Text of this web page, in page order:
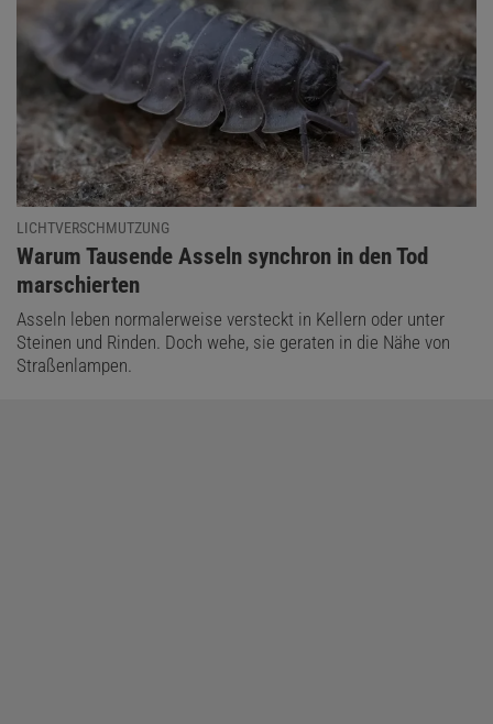
LICHTVERSCHMUTZUNG
:
Warum Tausende Asseln synchron in den Tod
marschierten
Asseln leben normalerweise versteckt in Kellern oder unter
Steinen und Rinden. Doch wehe, sie geraten in die Nähe von
Straßenlampen.